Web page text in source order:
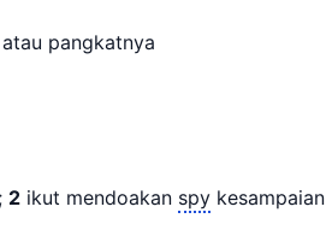
pangkatnya
2 ikut mendoakan spy kesampaian